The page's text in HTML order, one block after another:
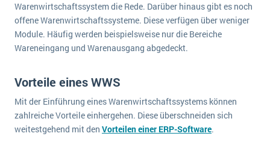
Warenwirtschaftssystem die Rede. Darüber hinaus gibt es noch
offene Warenwirtschaftssysteme. Diese verfügen über weniger
Module. Häufig werden beispielsweise nur die Bereiche
Wareneingang und Warenausgang abgedeckt.
Vorteile eines WWS
Mit der Einführung eines Warenwirtschaftssystems können
zahlreiche Vorteile einhergehen. Diese überschneiden sich
weitestgehend mit den Vorteilen einer ERP-Software.